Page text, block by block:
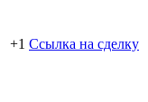
+1 Ссылка на сделку